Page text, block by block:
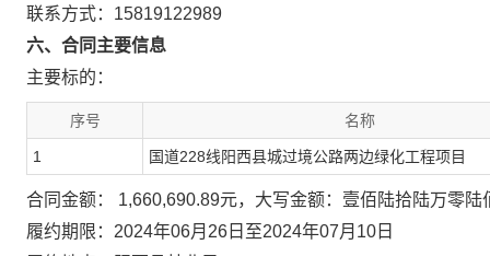
联系方式：15819122989
六、合同主要信息
主要标的：
序号 名称
1 国道228线阳西县城过境公路两边绿化工程项目
合同金额： 1,660,690.89元，大写金额：壹佰陆拾陆万零陆
履约期限：2024年06月26日至2024年07月10日